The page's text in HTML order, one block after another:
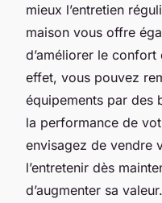
mieux l’entretien
maison vous offre
d’améliorer le
effet, vous pouvez
équipements par des
la performance de
envisagez de vendre
l’entretenir dès
d’augmenter sa